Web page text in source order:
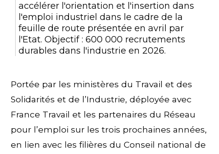
accélérer l'orientation et l'insertion dans
l'emploi industriel dans le cadre de la
feuille de route présentée en avril par
l'Etat. Objectif : 600 000 recrutements
durables dans l'industrie en 2026.
Portée par les ministères du Travail et des
Solidarités et de l’Industrie, déployée avec
France Travail et les partenaires du Réseau
pour l’emploi sur les trois prochaines années,
en lien avec les filières du Conseil national de